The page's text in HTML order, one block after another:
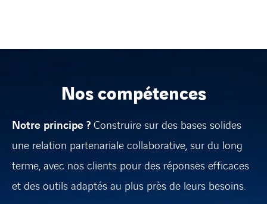
Nos compétences
Notre principe ? Construire sur des bases solides
une relation partenariale collaborative, sur du long
terme, avec nos clients pour des réponses efficaces
et des outils adaptés au plus près de leurs besoins.